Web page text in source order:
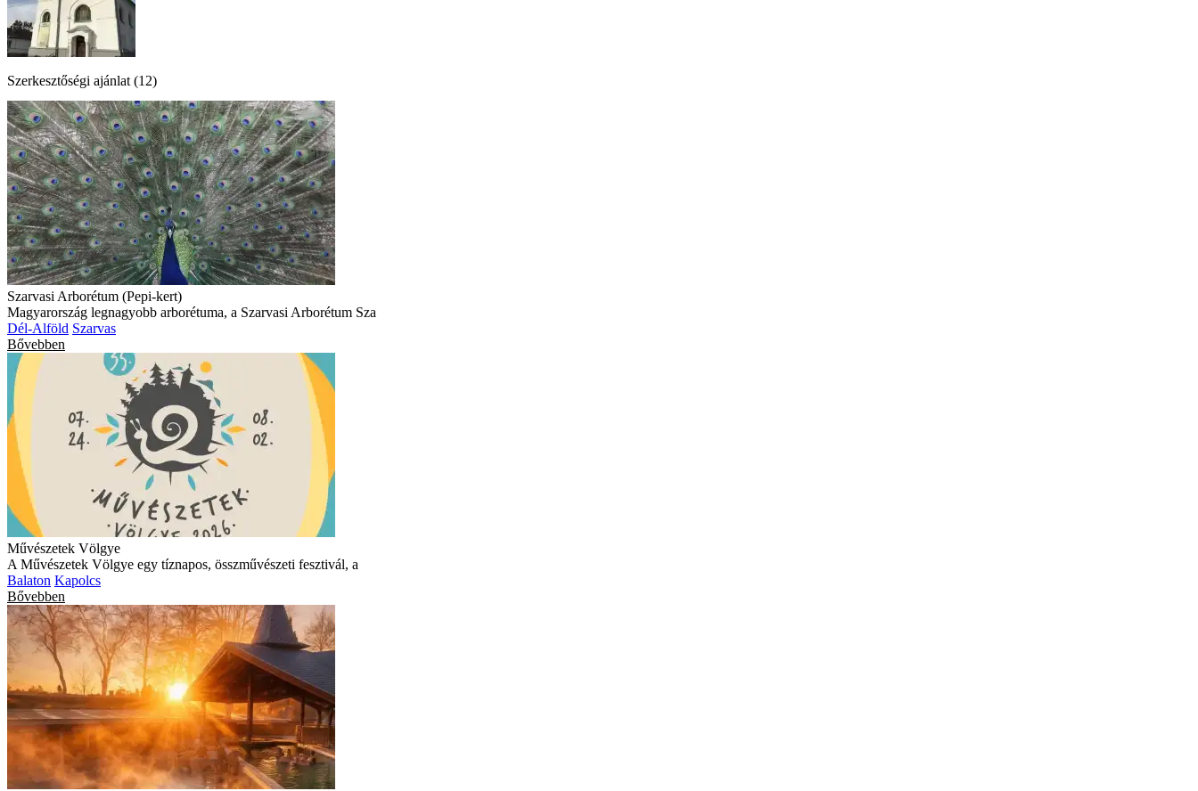
Szerkesztőségi ajánlat (12)
Szarvasi Arborétum (Pepi-kert)
Magyarország legnagyobb arborétuma, a Szarvasi Arborétum Sza
Dél-Alföld Szarvas
Bővebben
Művészetek Völgye
A Művészetek Völgye egy tíznapos, összművészeti fesztivál, a
Balaton Kapolcs
Bővebben